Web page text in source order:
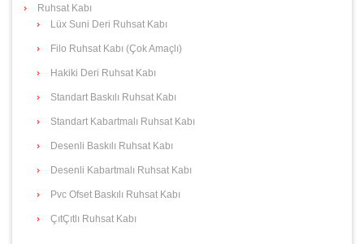
Ruhsat Kabı
Lüx Suni Deri Ruhsat Kabı
Filo Ruhsat Kabı (Çok Amaçlı)
Hakiki Deri Ruhsat Kabı
Standart Baskılı Ruhsat Kabı
Standart Kabartmalı Ruhsat Kabı
Desenli Baskılı Ruhsat Kabı
Desenli Kabartmalı Ruhsat Kabı
Pvc Ofset Baskılı Ruhsat Kabı
ÇıtÇıtlı Ruhsat Kabı